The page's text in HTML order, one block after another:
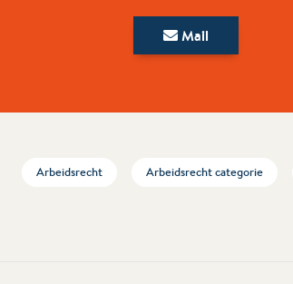
Mail
Arbeidsrecht Arbeidsrecht categorie